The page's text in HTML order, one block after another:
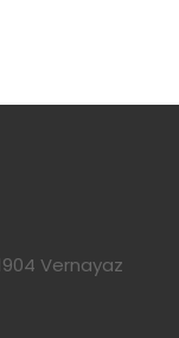
Vernayaz